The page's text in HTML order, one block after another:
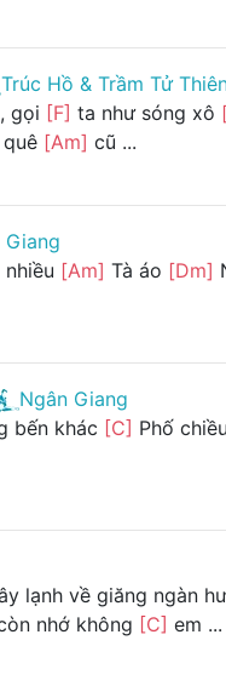
Trúc Hồ & Trầm Tử
gọi [F] ta như sóng xô
[Am] cũ ...
Giang
nhiều [Am] Tà áo [Dm]
Ngân Giang
bến khác [C] Phố
lạnh về giăng ngàn
nhớ không [C] em ...